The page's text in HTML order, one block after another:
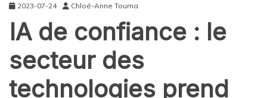
2023-07-24 Chloé-Anne Touma
IA de confiance : le
secteur des
technologies prend